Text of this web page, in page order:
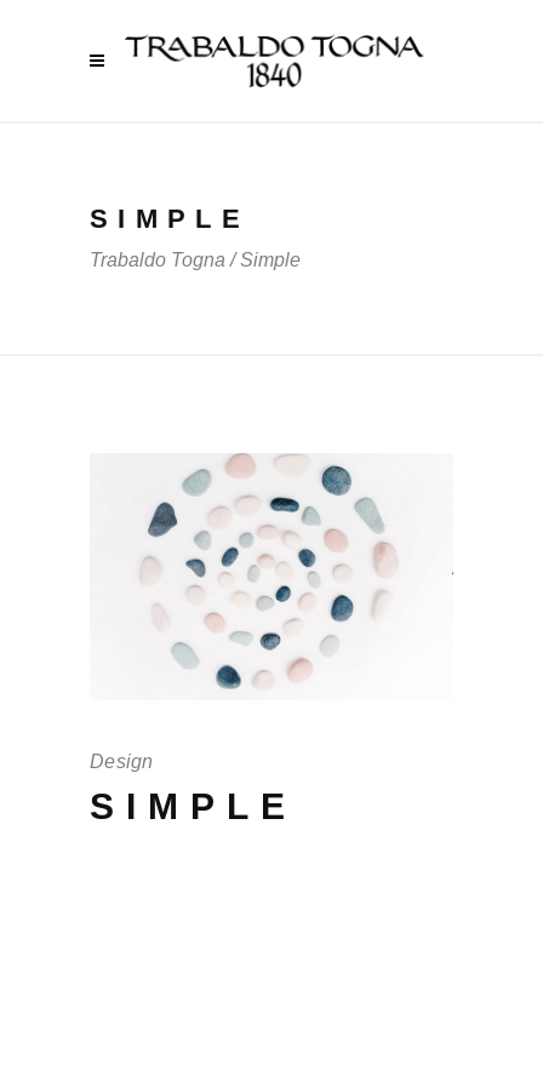
SIMPLE
Trabaldo Togna /Simple
Design
SIMPLE